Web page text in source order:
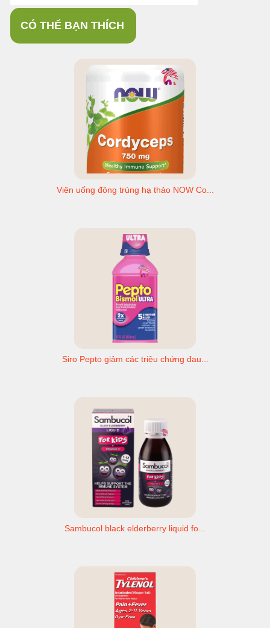
CÓ THỂ BẠN THÍCH
Viên uống đông trùng hạ thảo NOW Co...
Siro Pepto giảm các triệu chứng đau...
Sambucol black elderberry liquid fo...